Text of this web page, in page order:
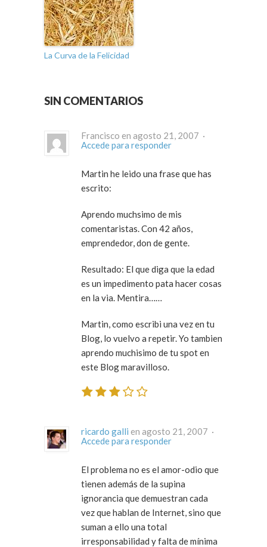
La Curva de la Felicidad
SIN COMENTARIOS
Francisco en agosto 21, 2007 ·
Accede para responder
Martin he leido una frase que has
escrito:
Aprendo muchsimo de mis
comentaristas. Con 42 años,
emprendedor, don de gente.
Resultado: El que diga que la edad
es un impedimento pata hacer cosas
en la via. Mentira……
Martin, como escribi una vez en tu
Blog, lo vuelvo a repetir. Yo tambien
aprendo muchisimo de tu spot en
este Blog maravilloso.
ricardo galli
en agosto 21, 2007 ·
Accede para responder
El problema no es el amor-odio que
tienen además de la supina
ignorancia que demuestran cada
vez que hablan de Internet, sino que
suman a ello una total
irresponsabilidad y falta de mínima